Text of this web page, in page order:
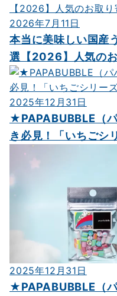
2026年7月11日
本当に美味しい国産
選【2026】人気の
2025年12月31日
★PAPABUBBLE（
き必見！「いちごシ
2025年12月31日
★PAPABUBBLE（